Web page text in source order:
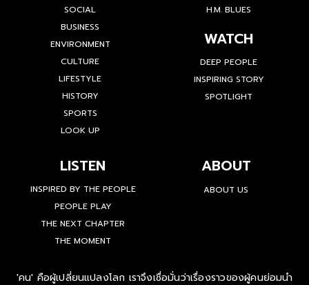
SOCIAL
BUSINESS
ENVIRONMENT
CULTURE
LIFESTYLE
HISTORY
SPORTS
LOOK UP
H.M. BLUES
WATCH
DEEP PEOPLE
INSPIRING STORY
SPOTLIGHT
LISTEN
INSPIRED BY THE PEOPLE
PEOPLE PLAY
THE NEXT CHAPTER
THE MOMENT
ABOUT
ABOUT US
'คน' คือผู้เปลี่ยนแปลงโลก เราจึงเชื่อมั่นว่าเรื่องราวของผู้คนย่อมนำ